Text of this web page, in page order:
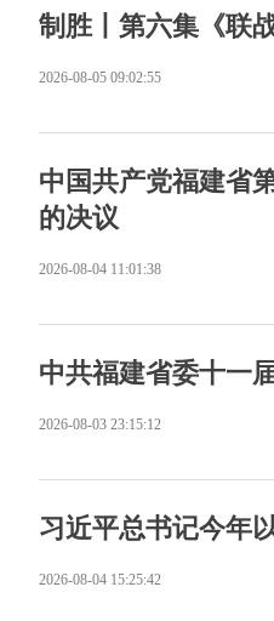
制胜丨第六集《联
2026-08-05 09:02:55
中国共产党福建省
的决议
2026-08-04 11:01:38
中共福建省委十一
2026-08-03 23:15:12
习近平总书记今年
2026-08-04 15:25:42